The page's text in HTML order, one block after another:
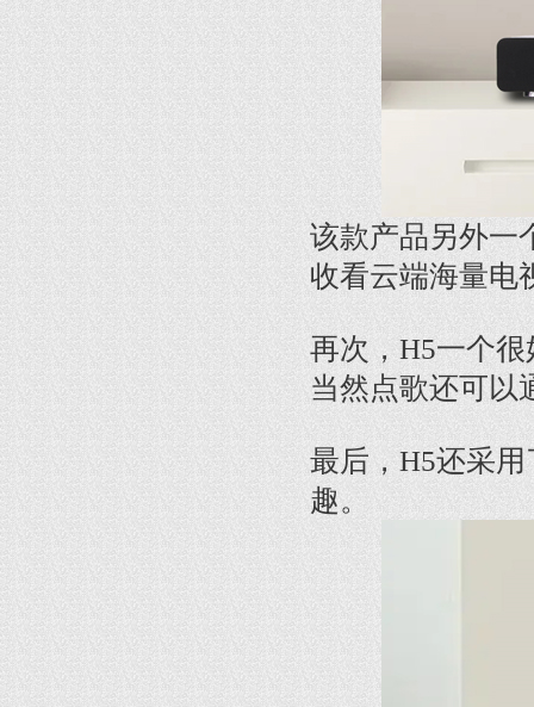
该款产品另外一
收看云端海量电
再次，H5一个
当然点歌还可以
最后，H5还采
趣。